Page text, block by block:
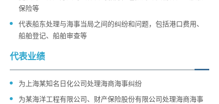
保险等
代表船东处理与海事当局之间的纠纷和问题，包括港口费用、
船舶登记、船舶审查等
代表业绩
为上海某知名日化公司处理海商海事纠纷
为某海洋工程有限公司、财产保险股份有限公司处理海商海事